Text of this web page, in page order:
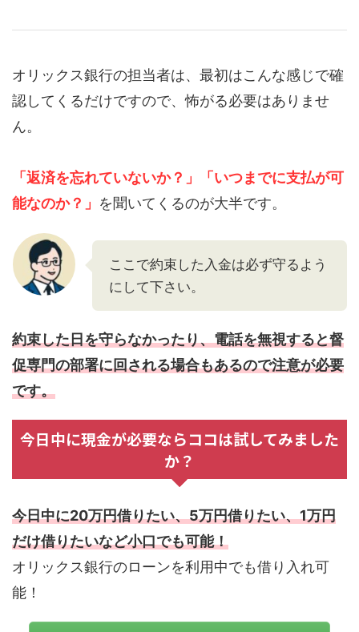
オリックス銀行の担当者は、最初はこんな感じで確
認してくるだけですので、怖がる必要はありませ
ん。
「返済を忘れていないか？」
「いつまでに支払が可
能なのか？」 を聞いてくるのが大半です。
ここで約束した入金は必ず守るよう
にして下さい。
約束した日を守らなかったり、電話を無視すると督
促専門の部署に回される場合もあるので注意が必要
です。
今日中に現金が必要ならココは試してみました
か？
今日中に20万円借りたい、5万円借りたい、1万円
だけ借りたいなど小口でも可能！
オリックス銀行のローンを利用中でも借り入れ可
能！